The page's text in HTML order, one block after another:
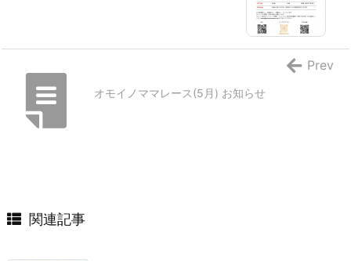
オモイノママレース(5月) お知らせ
Prev
関連記事